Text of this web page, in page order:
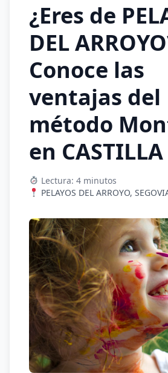
¿Eres de
DEL
Conoce las
ventajas del
método
en
Lectura: 4 minutos
PELAYOS DEL ARROYO,